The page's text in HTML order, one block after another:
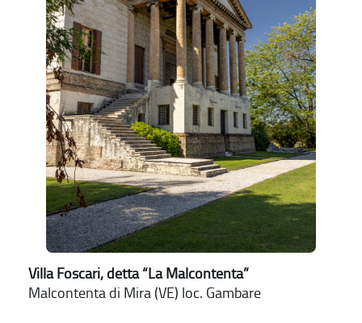
Villa Foscari, detta “La Malcontenta”
Malcontenta di Mira (VE) loc. Gambare